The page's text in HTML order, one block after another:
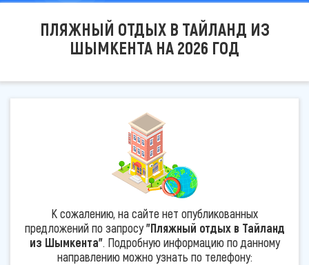
ПЛЯЖНЫЙ ОТДЫХ В ТАЙЛАНД ИЗ
ШЫМКЕНТА НА 2026 ГОД
К сожалению, на сайте нет опубликованных
предложений по запросу"Пляжный отдых в Тайланд
из Шымкента". Подробную информацию по данному
направлению можно узнать по телефону: